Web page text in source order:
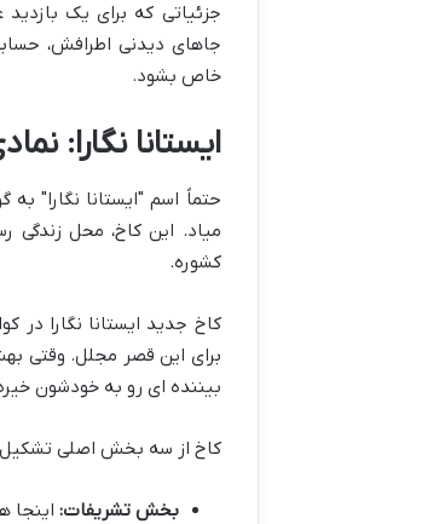
جزئیاتی که برای یک بازدید
جاهای دیدنی اطرافش،
خاص بشود.
ایستانا نگارا:
حتماً اسم "ایستانا نگارا"
میاد. این کاخ، محل زندگی
کشوره.
بیننده ای رو به خودشون
کاخ از سه بخش اصلی تشکیل
بخش تشریفات: اینجا